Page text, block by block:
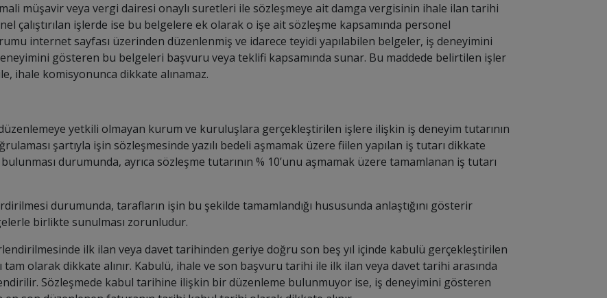
müşavir veya vergi dairesi onaylı suretleri ile sözleşmeye ait damga vergisinin ihale ilan tarihi
çalıştırılan işlerde ise bu belgelere ek olarak o işe ait sözleşme kapsamında personel
internet sayfası üzerinden düzenlenmiş ve idarece teyidi yapılabilen belgeler, iş deneyimini
gösteren bu belgeleri başvuru veya teklifi kapsamında sunar. Bu maddede belirtilen işler
ihale komisyonunca dikkate alınamaz.
yetkili olmayan kurum ve kuruluşlara gerçekleştirilen işlere ilişkin iş deneyim tutarının
şartıyla işin sözleşmesinde yazılı bedeli aşmamak üzere fiilen yapılan iş tutarı dikkate
durumunda, ayrıca sözleşme tutarının % 10’unu aşmamak üzere tamamlanan iş tutarı
durumunda, tarafların işin bu şekilde tamamlandığı hususunda anlaştığını gösterir
birlikte sunulması zorunludur.
ilk ilan veya davet tarihinden geriye doğru son beş yıl içinde kabulü gerçekleştirilen
olarak dikkate alınır. Kabulü, ihale ve son başvuru tarihi ile ilk ilan veya davet tarihi arasında
Sözleşmede kabul tarihine ilişkin bir düzenleme bulunmuyor ise, iş deneyimini gösteren